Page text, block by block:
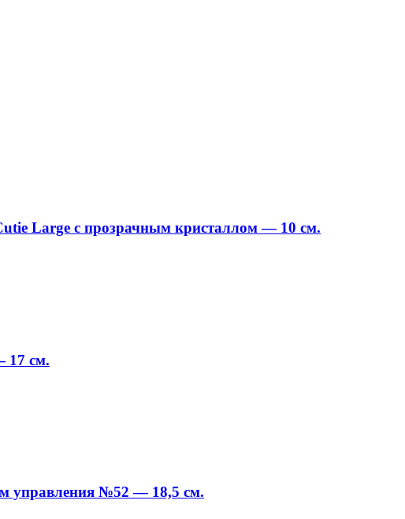
Large с прозрачным кристаллом — 10 см.
17 см.
управления №52 — 18,5 см.